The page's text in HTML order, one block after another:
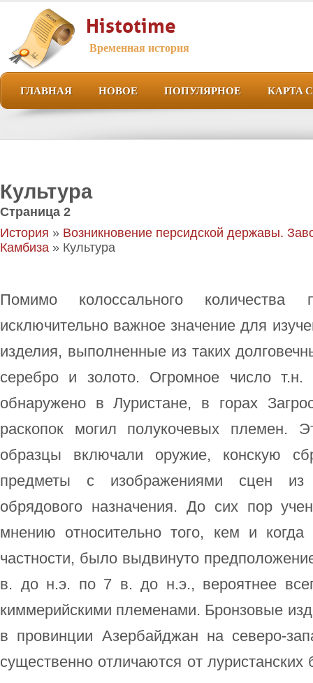
Histotime
Временная история
ГЛАВНАЯ НОВОЕ ПОПУЛЯРНОЕ КАРТА
Культура
Страница 2
История » Возникновение персидской державы.
Камбиза » Культура
Помимо колоссального количества
исключительно важное значение для
изделия, выполненные из таких
серебро и золото. Огромное число т.н.
обнаружено в Луристане, в горах
раскопок могил полукочевых племен.
образцы включали оружие, конскую
предметы с изображениями сцен из
обрядового назначения. До сих пор
мнению относительно того, кем и
частности, было выдвинуто
в. до н.э. по 7 в. до н.э., вероятнее
киммерийскими племенами. Бронзовые
в провинции Азербайджан на северо-
существенно отличаются от